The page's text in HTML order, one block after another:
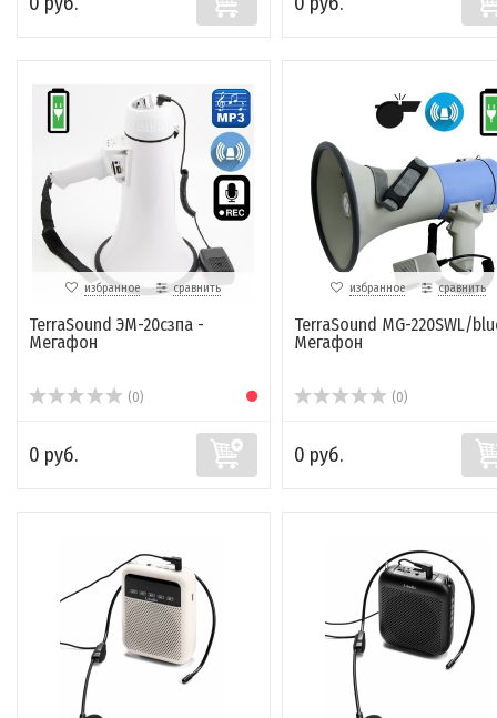
избранное сравнить
TerraSound ЭМ-20сзпа -
Мегафон
(0)
0 руб.
избранное сравнить
TerraSound MG-220SWL/
Мегафон
(0)
0 руб.